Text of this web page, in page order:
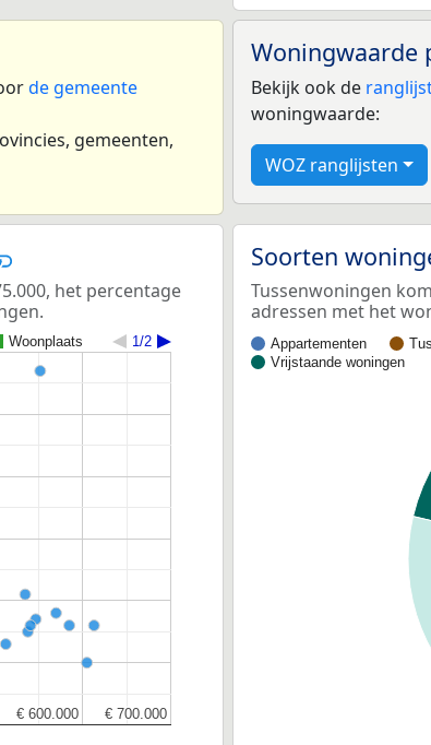
de gemeente
gemeenten,
Woningwaarde
Bekijk ook de
woningwaarde:
WOZ ranglijsten
het percentage
Woonplaats 1/2
€ 600.000
€ 600.000 € 700.000
€ 700.000
Soorten
Tussenwoningen
adressen met het
Appartementen
Vrijstaande woningen